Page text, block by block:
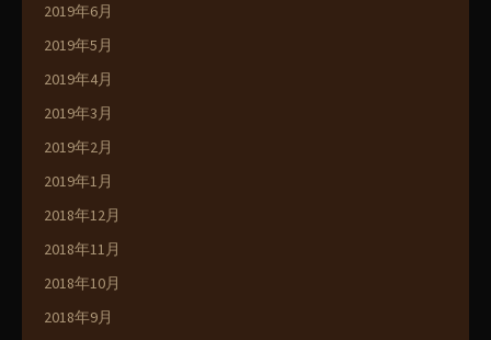
2019年6月
2019年5月
2019年4月
2019年3月
2019年2月
2019年1月
2018年12月
2018年11月
2018年10月
2018年9月